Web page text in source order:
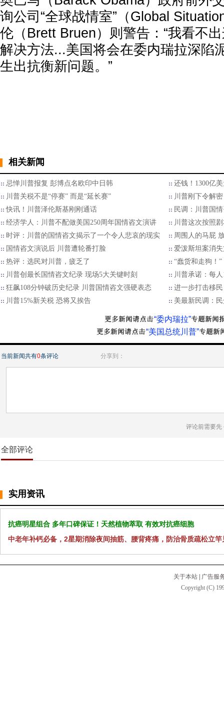
询公司“全球战情室”（Global
伦（Brett Bruen）则警告：“我看不
解决方法...美国将会在委内瑞拉深陷
生出抗衡新问题。”
相关新闻
忌惮川普报复 彭博点名欧印中日韩
还钱！1300亿
川普关税不是“停赛” 而是“延长赛”
川普刚下令解
快讯！川普泽伦斯基刚刚通话
民调：川普国
经济学人：川普不配做美国250周年国情咨文演讲
川普这次按照
时评：川普的国情咨文揭示了一个令人悲哀的现实
周围人的马屁
国情咨文演说后 川普遭轮番打脸
爱泼斯坦案消
热评：选民对川普，疲乏了
“蠢货和走狗！
川普创最长国情咨文纪录 现场5大关键时刻
川普承诺：每
狂飙108分钟破历史纪录 川普国情咨文强硬表态
进一步打击移
川普15%新关税 恐将又挨告
美最新民调：
“委内瑞拉”
“美国总统川普”
当前新闻共有0条评论 分享到：
评论前需要先
全部评论
实用资讯
抗癌明星组合 多年口碑保证！天然植物萃取 有效对抗癌细胞
中老年补钙必备，2星期消除夜间抽筋、腰背疼痛，防治骨质疏松立竿
关于本站
广告服
Copyright (C)